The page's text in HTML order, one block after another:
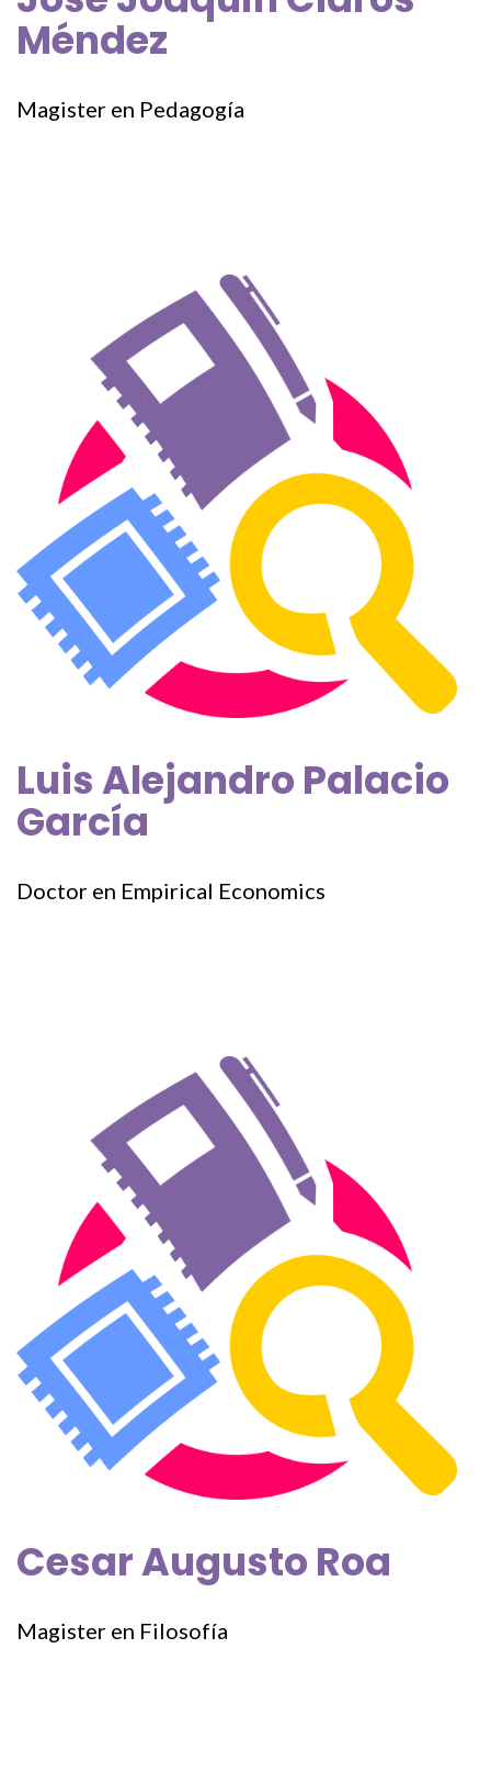
Méndez
Magister en Pedagogía
Luis Alejandro Palacio
García
Doctor en Empirical Economics
Cesar Augusto Roa
Magister en Filosofía